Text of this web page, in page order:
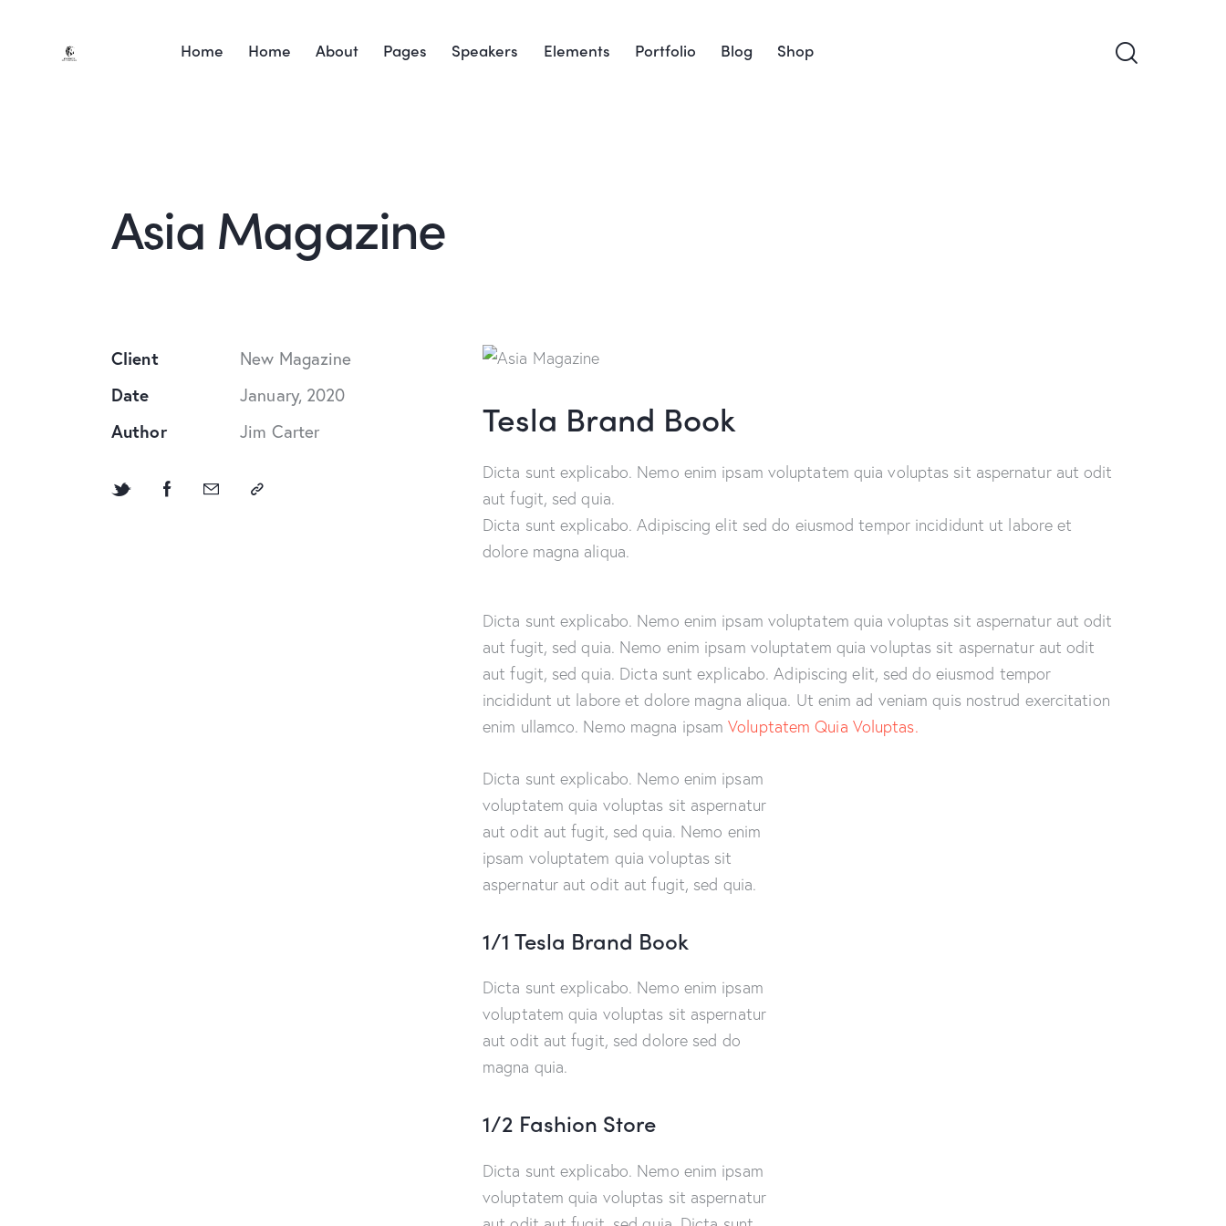
Home Home About Pages Speakers Elements Portfolio Blog Shop
Asia Magazine
Client
New Magazine
Date
January, 2020
Author
Jim Carter Tesla Brand Book
Dicta sunt explicabo. Nemo enim ipsam voluptatem quia voluptas sit aspernatur aut odit
aut fugit, sed quia.
Dicta sunt explicabo. Adipiscing elit sed do eiusmod tempor incididunt ut labore et
dolore magna aliqua.
Dicta sunt explicabo. Nemo enim ipsam voluptatem quia voluptas sit aspernatur aut odit
aut fugit, sed quia. Nemo enim ipsam voluptatem quia voluptas sit aspernatur aut odit
aut fugit, sed quia. Dicta sunt explicabo. Adipiscing elit, sed do eiusmod tempor
incididunt ut labore et dolore magna aliqua. Ut enim ad veniam quis nostrud exercitation
enim ullamco. Nemo magna ipsamVoluptatem Quia Voluptas.
Dicta sunt explicabo. Nemo enim ipsam
voluptatem quia voluptas sit aspernatur
aut odit aut fugit, sed quia. Nemo enim
ipsam voluptatem quia voluptas sit
aspernatur aut odit aut fugit, sed quia.
1/1 Tesla Brand Book
Dicta sunt explicabo. Nemo enim ipsam
voluptatem quia voluptas sit aspernatur
aut odit aut fugit, sed dolore sed do
magna quia.
1/2 Fashion Store
Dicta sunt explicabo. Nemo enim ipsam
voluptatem quia voluptas sit aspernatur